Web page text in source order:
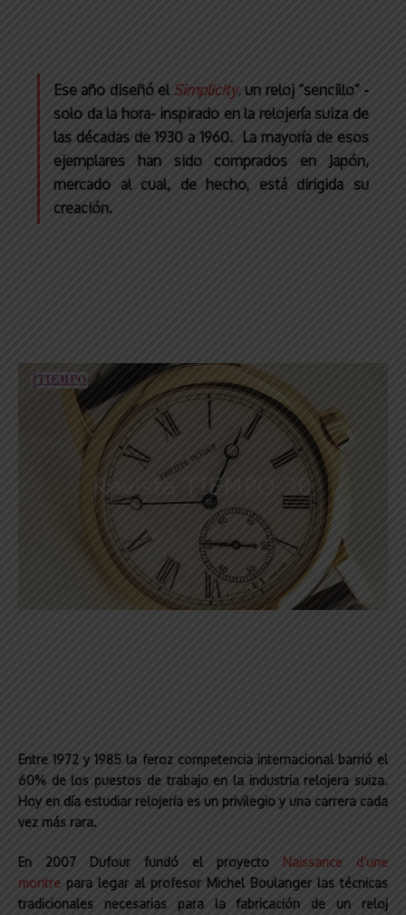
Ese año diseñó el Simplicity,un reloj “sencillo” -
solo da la hora- inspirado en la relojería suiza de
las décadas de 1930 a 1960. La mayoría de esos
ejemplares han sido comprados en Japón,
mercado al cual, de hecho, está dirigida su
creación.
Entre 1972 y 1985 la feroz competencia internacional barrió el
60% de los puestos de trabajo en la industria relojera suiza.
Hoy en día estudiar relojería es un privilegio y una carrera cada
vez más rara.
En 2007 Dufour fundó el proyecto
Naissance d’une
montre para legar al profesor Michel Boulanger las técnicas
tradicionales necesarias para la fabricación de un reloj